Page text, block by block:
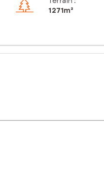
1 271m²
orienté plein sud. D'une